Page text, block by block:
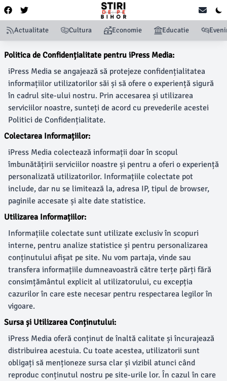
Actualitate Cultura Economie Educatie
Politica de Confidențialitate pentru iPress Media:
iPress Media se angajează să protejeze confidențialitatea
informațiilor utilizatorilor săi și să ofere o experiență sigură
în cadrul site-ului nostru. Prin accesarea și utilizarea
serviciilor noastre, sunteți de acord cu prevederile acestei
Politici de Confidențialitate.
Colectarea Informațiilor:
iPress Media colectează informații doar în scopul
îmbunătățirii serviciilor noastre și pentru a oferi o experiență
personalizată utilizatorilor. Informațiile colectate pot
include, dar nu se limitează la, adresa IP, tipul de browser,
paginile accesate și alte date statistice.
Utilizarea Informațiilor:
Informațiile colectate sunt utilizate exclusiv în scopuri
interne, pentru analize statistice și pentru personalizarea
conținutului afișat pe site. Nu vom partaja, vinde sau
transfera informațiile dumneavoastră către terțe părți fără
consimțământul explicit al utilizatorului, cu excepția
cazurilor în care este necesar pentru respectarea legilor în
vigoare.
Sursa și Utilizarea Conținutului:
iPress Media oferă conținut de înaltă calitate și încurajează
distribuirea acestuia. Cu toate acestea, utilizatorii sunt
obligați să menționeze sursa clar și vizibil atunci când
reproduc conținutul nostru pe site-urile lor. În cazul în care